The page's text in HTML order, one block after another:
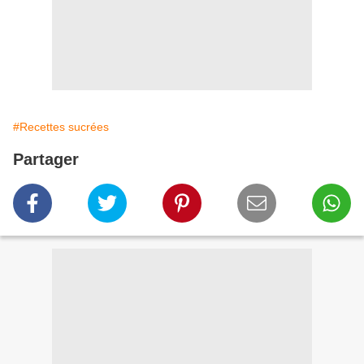
#Recettes sucrées
Partager